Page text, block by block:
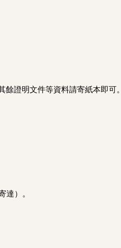
證明文件等資料請寄紙本即可。
達）。